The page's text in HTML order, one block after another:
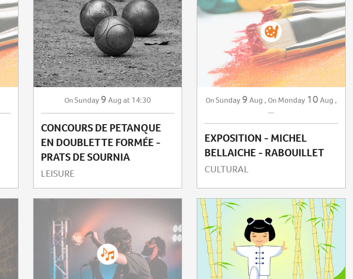
On Sunday 9Augat 14:30
CONCOURS DE PETANQUE
EN DOUBLETTE FORMÉE -
PRATS DE SOURNIA
LEISURE
On Sunday 9Aug , On Monday 10Aug ,
...
EXPOSITION - MICHEL
BELLAICHE - RABOUILLET
CULTURAL